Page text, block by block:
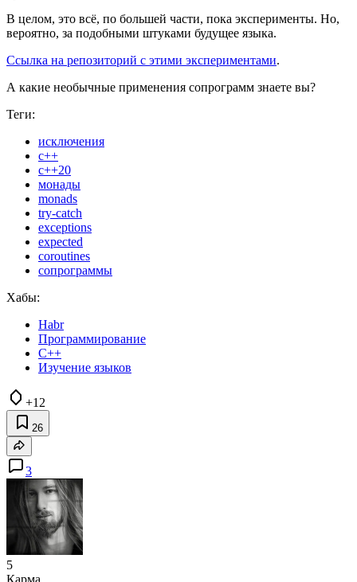
В целом, это всё, по большей части, пока эксперименты. Но,
вероятно, за подобными штуками будущее языка.
Ссылка на репозиторий с этими экспериментами.
А какие необычные применения сопрограмм знаете вы?
Теги:
исключения
c++
с++20
монады
monads
try-catch
exceptions
expected
coroutines
сопрограммы
Хабы:
Habr
Программирование
C++
Изучение языков
+12
26
3
5
Карма